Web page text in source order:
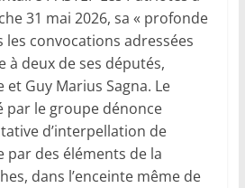
31 mai 2026, sa « profonde
convocations adressées
à deux de ses députés,
et Guy Marius Sagna. Le
par le groupe dénonce
d’interpellation de
par des éléments de la
dans l’enceinte même de